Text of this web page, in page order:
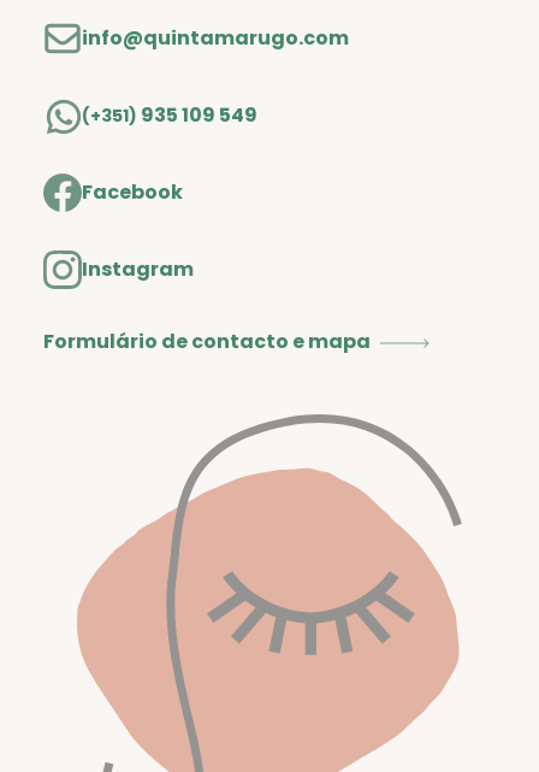
info@quintamarugo.com
(+351) 935 109 549
Facebook
Instagram
Formulário de contacto e mapa